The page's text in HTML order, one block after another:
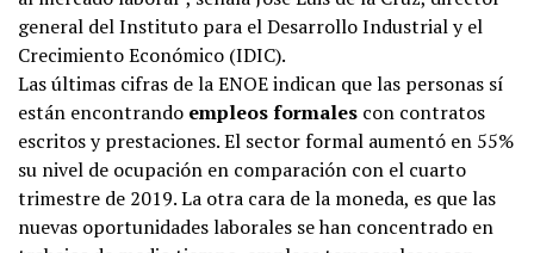
general del Instituto para el Desarrollo Industrial y el
Crecimiento Económico (IDIC).
Las últimas cifras de la ENOE indican que las personas sí
están encontrando empleos formales con contratos
escritos y prestaciones. El sector formal aumentó en 55%
su nivel de ocupación en comparación con el cuarto
trimestre de 2019. La otra cara de la moneda, es que las
nuevas oportunidades laborales se han concentrado en